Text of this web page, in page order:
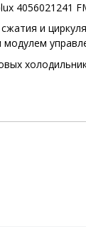
4056021241
и